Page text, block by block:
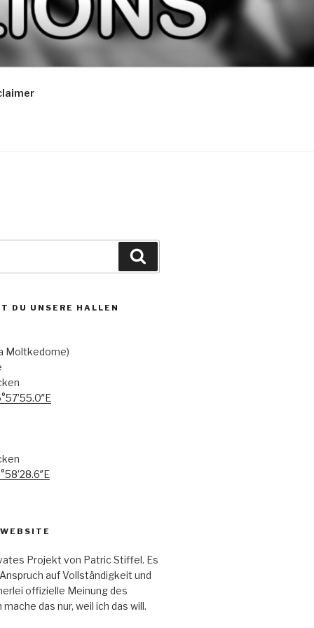
DU UNSERE HALLEN
Moltkedome)
Projekt von Patric Stiffel. Es
auf Vollständigkeit und
offizielle Meinung des
mache das nur, weil ich das will.